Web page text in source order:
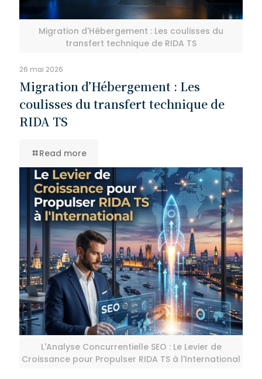
Migration d'Hébergement : Les coulisses du
transfert technique de RIDA TS
26 mai 2026
Migration d’Hébergement : Les
coulisses du transfert technique de
RIDA TS
Read more
L'Analyse Concurrentielle SEO : Le Levier de
Croissance pour Propulser RIDA TS à l'International